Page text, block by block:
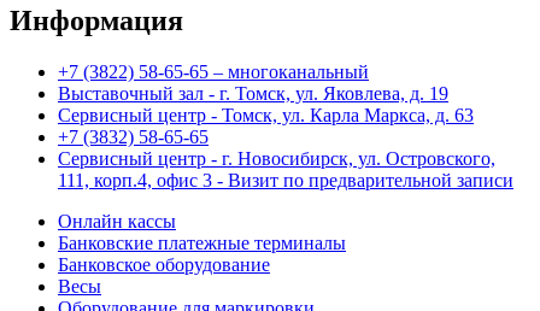
Информация
+7 (3822) 58-65-65 – многоканальный
Выставочный зал - г. Томск, ул. Яковлева, д. 19
Сервисный центр - Томск, ул. Карла Маркса, д. 63
+7 (3832) 58-65-65
Сервисный центр - г. Новосибирск, ул. Островского,
111, корп.4, офис 3 - Визит по предварительной записи
Онлайн кассы
Банковские платежные терминалы
Банковское оборудование
Весы